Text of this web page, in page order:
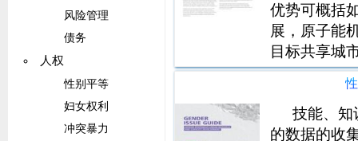
风险管理
债务
人权
性别平等
妇女权利
冲突暴力
优势可概括
展，原子能
目标共享城
价指数的联
国系统范围
技能、知
的数据的收